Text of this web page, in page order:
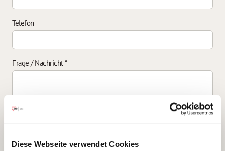
Diese Webseite verwendet Cookies
Telefon
Frage / Nachricht*